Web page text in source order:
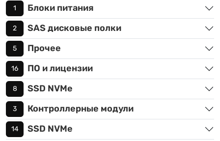
1 Блоки питания
2 SAS дисковые полки
5 Прочее
16 ПО и лицензии
8 SSD NVMe
3 Контроллерные модули
14 SSD NVMe